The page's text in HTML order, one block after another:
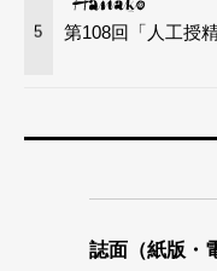
5 第108回「人工授
誌面（紙版・